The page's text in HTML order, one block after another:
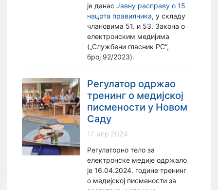
је данасJавну расправу о 15
нацрта правилника, у складу
члановима 51. и 53. Закона о
електронским медијима
(„Службени гласник РС”,
брoj 92/2023).
Регулатор одржао
тренинг о медијској
писмености у Новом
Саду
17. апр 2024.
Регулаторно тело за
електронске медије одржало
је 16.04.2024. године тренинг
о медијској писмености за